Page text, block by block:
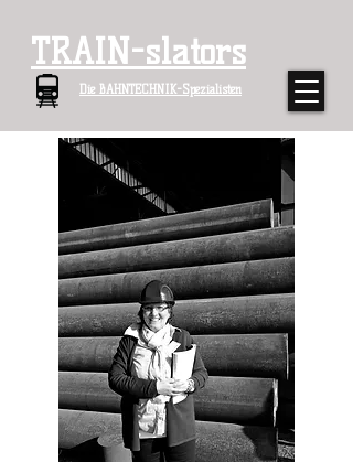
TRAIN-slators
Die BAHNTECHNIK-Spezialisten